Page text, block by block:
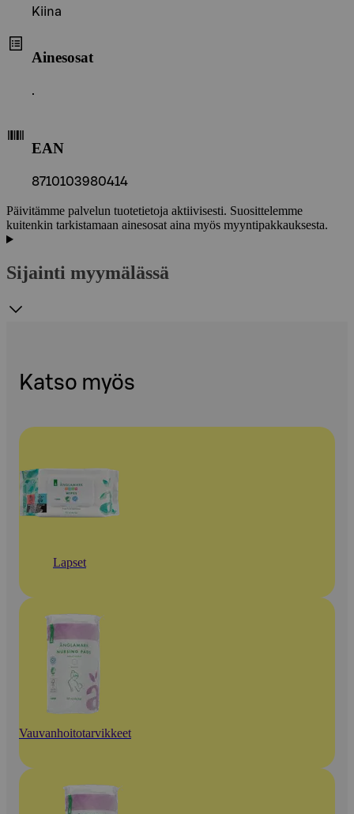
Kiina
Ainesosat
.
EAN
8710103980414
Päivitämme palvelun tuotetietoja aktiivisesti. Suosittelemme
kuitenkin tarkistamaan ainesosat aina myös myyntipakkauksesta.
Sijainti myymälässä
Katso myös
Lapset
Vauvanhoitotarvikkeet